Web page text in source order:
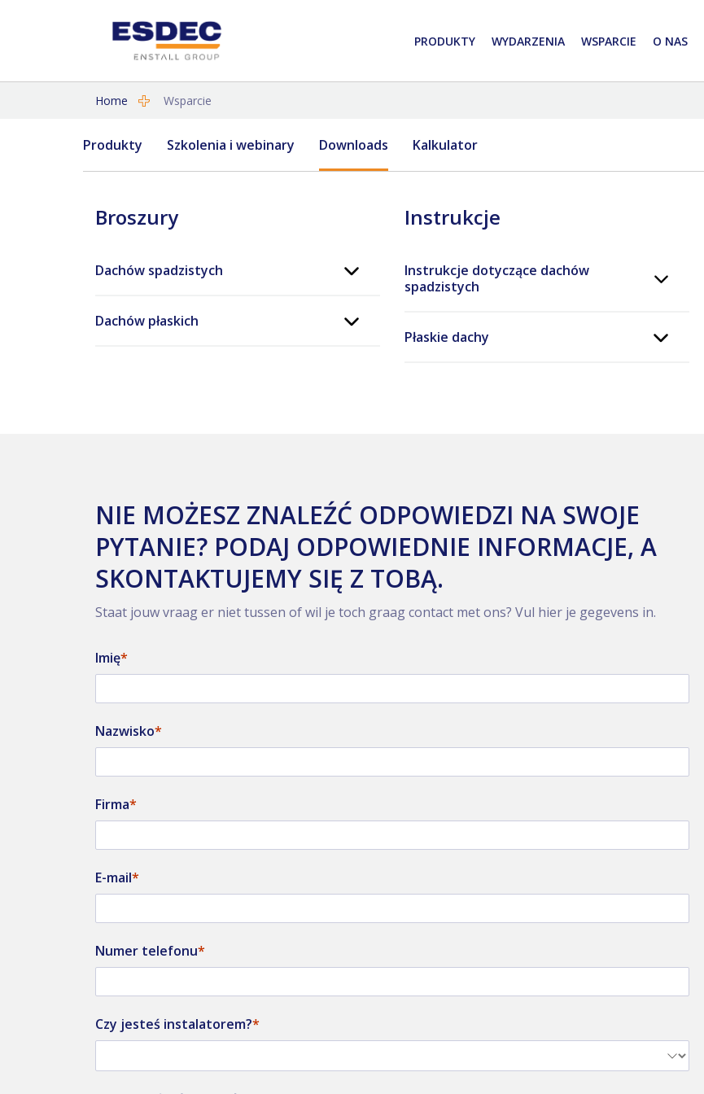
PRODUKTY WYDARZENIA WSPARCIE O NAS
Home Wsparcie
Produkty Szkolenia i webinary Downloads Kalkulator
Broszury
Dachów spadzistych
Dachów płaskich
Instrukcje
Instrukcje dotyczące dachów
spadzistych
Płaskie dachy
NIE MOŻESZ ZNALEŹĆ ODPOWIEDZI NA SWOJE
PYTANIE? PODAJ ODPOWIEDNIE INFORMACJE, A
SKONTAKTUJEMY SIĘ Z TOBĄ.
Staat jouw vraag er niet tussen of wil je toch graag contact met ons? Vul hier je gegevens in.
Imię
Nazwisko
Firma
E-mail
Numer telefonu
Czy jesteś instalatorem?